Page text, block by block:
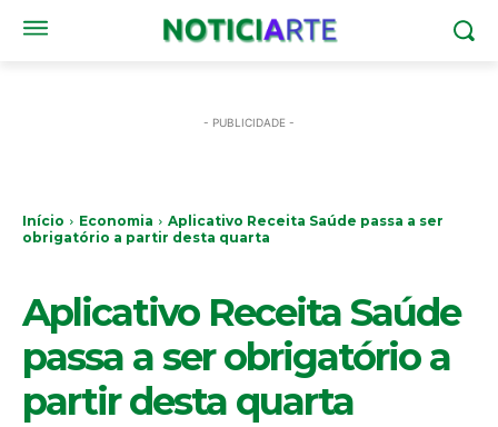
- PUBLICIDADE -
Início Economia
Aplicativo Receita Saúde passa a ser
obrigatório a partir desta quarta
Aplicativo Receita Saúde
passa a ser obrigatório a
partir desta quarta